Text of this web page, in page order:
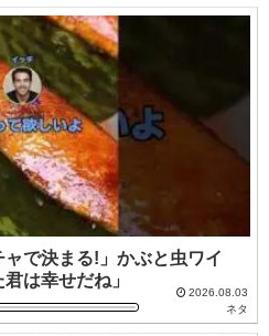
ャで決まる!」かぶと虫ワイ
は幸せだね」
2026.08.03
ネタ